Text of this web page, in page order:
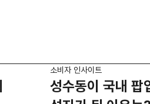
소비자 인사이트
성수동이 국내 팝